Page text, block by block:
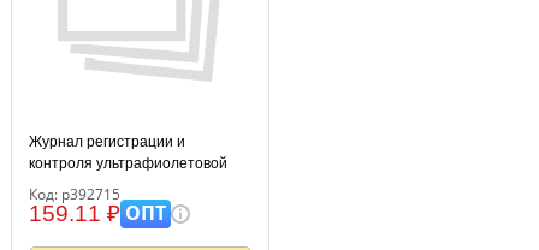
Журнал регистрации и
контроля ультрафиолетовой
стр., блок офсет
Код: р392715
159.11 ₽ОПТ